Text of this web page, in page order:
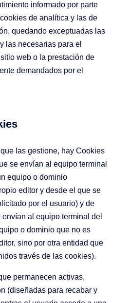
informado por parte
de analítica y las de
quedando exceptuadas las
las necesarias para el
web o la prestación de
demandados por el
las gestione, hay Cookies
se envían al equipo terminal
equipo o dominio
editor y desde el que se
por el usuario) y de
al equipo terminal del
o dominio que no es
sino por otra entidad que
través de las cookies).
permanecen activas,
(diseñadas para recabar y